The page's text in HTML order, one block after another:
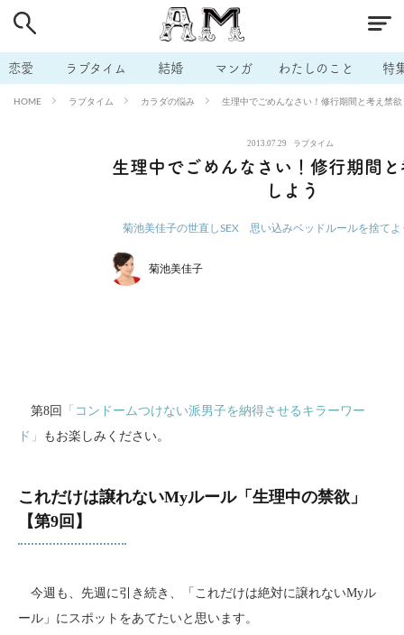
恋愛 ラブタイム 結婚 マンガ わたしのこと 特
HOME ラブタイム カラダの悩み 生理中でごめんなさい！修行期間と考え禁
2013.07.29 ラブタイム
生理中でごめんなさい！修行期間
しよう
菊池美佳子の世直しSEX 思い込みベッドルールを捨てよ
菊池美佳子
第8回
「コンドームつけない派男子を納得させるキラーワー
ド」
もお楽しみください。
これだけは譲れないMyルール「生理中の禁欲」
【第9回】
今週も、先週に引き続き、「これだけは絶対に譲れないMyル
ール」にスポットをあてたいと思います。
# 男の本音 # セフレ # 不倫
# 出会う方法 # マッチングアプリ # ラブグッズ # 体の相